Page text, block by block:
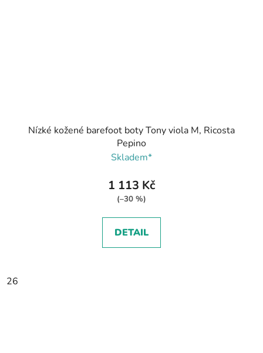
Nízké kožené barefoot boty Tony viola M, Ricosta
Pepino
Skladem*
1 113 Kč
(–30 %)
DETAIL
26